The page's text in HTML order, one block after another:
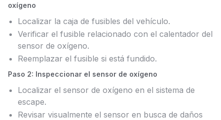
oxígeno
Localizar la caja de fusibles del vehículo.
Verificar el fusible relacionado con el calentador del
sensor de oxígeno.
Reemplazar el fusible si está fundido.
Paso 2: Inspeccionar el sensor de oxígeno
Localizar el sensor de oxígeno en el sistema de
escape.
Revisar visualmente el sensor en busca de daños